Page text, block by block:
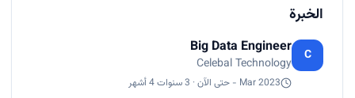
الخبرة
C
Big Data Engineer
Celebal Technology
Mar 2023 - حتى الآن · 3 سنوات 4 أشهر